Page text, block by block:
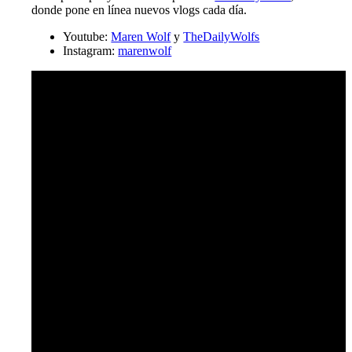
donde pone en línea nuevos vlogs cada día.
Youtube:Maren WolfyTheDailyWolfs
Instagram:marenwolf